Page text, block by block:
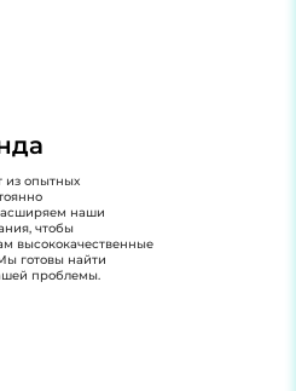
из опытных
наши
чтобы
высококачественные
готовы найти
проблемы.